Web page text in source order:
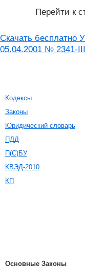
Перейти к
Скачать бесплатно
05.04.2001 № 2341-III
Кодексы
Законы
Юридический словарь
ПДД
П(С)БУ
КВЭД-2010
КП
Основные Законы